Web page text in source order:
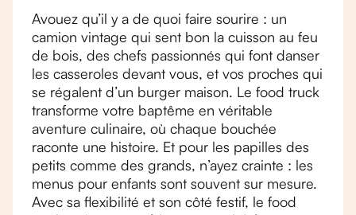
Avouez qu’il y a de quoi faire sourire : un
camion vintage qui sent bon la cuisson au feu
de bois, des chefs passionnés qui font danser
les casseroles devant vous, et vos proches qui
se régalent d’un burger maison. Le food truck
transforme votre baptême en véritable
aventure culinaire, où chaque bouchée
raconte une histoire. Et pour les papilles des
petits comme des grands, n’ayez crainte : les
menus pour enfants sont souvent sur mesure.
Avec sa flexibilité et son côté festif, le food